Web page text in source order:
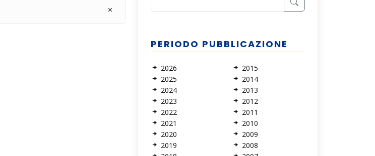
PERIODO PUBBLICAZIONE
2026
2025
2024
2023
2022
2021
2020
2019
2015
2014
2013
2012
2011
2010
2009
2008